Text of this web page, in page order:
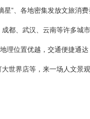
星”、各地密集发放文旅消
都、武汉、云南等许多城
理位置优越，交通便捷通
世界店等，来一场人文景观